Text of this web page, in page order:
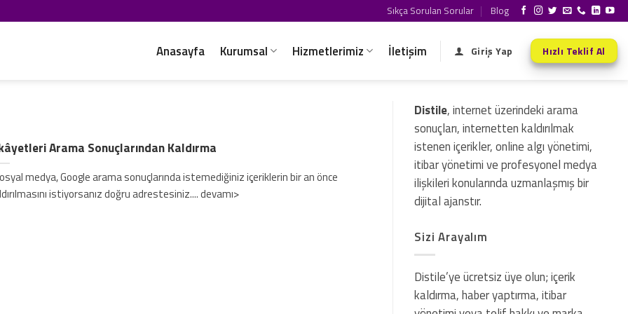
Sıkça Sorulan Sorular Blog
Anasayfa Kurumsal Hizmetlerimiz İletişim Giriş Yap Hızlı Teklif Al
Arama Sonuçlarından Kaldırma
medya, Google arama sonuçlarında istemediğiniz içeriklerin bir an önce
istiyorsanız doğru adrestesiniz.... devamı>
Distile, internet üzerindeki arama
sonuçları, internetten kaldırılmak
istenen içerikler, online algı yönetimi,
itibar yönetimi ve profesyonel medya
ilişkileri konularında uzmanlaşmış bir
dijital ajanstır.
Sizi Arayalım
Distile’ye ücretsiz üye olun; içerik
kaldırma, haber yaptırma, itibar